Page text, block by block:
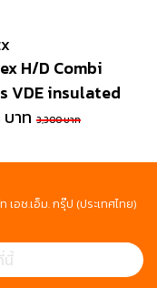
H/D Combi
VDE insulated
บาท 3,300 บาท
อช.เอ็ม. กรุ๊ป (ประเทศไทย)